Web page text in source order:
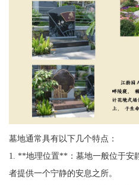
墓地通常具有以下几个特点：
1. **地理位置**：墓地一般位于安
者提供一个宁静的安息之所。